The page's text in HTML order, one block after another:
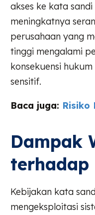
akses ke kata
meningkatnya
perusahaan yang
tinggi mengalami
konsekuensi
sensitif.
Baca juga: Risiko
Dampak
terhadap
Kebijakan kata
mengeksploitasi